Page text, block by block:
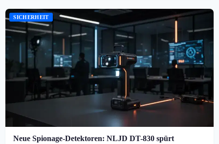
SICHERHEIT
Neue Spionage-Detektoren: NLJD DT-830 spürt